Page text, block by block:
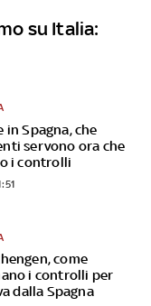
su Italia:
in Spagna, che
servono ora che
i controlli
come
i controlli per
dalla Spagna